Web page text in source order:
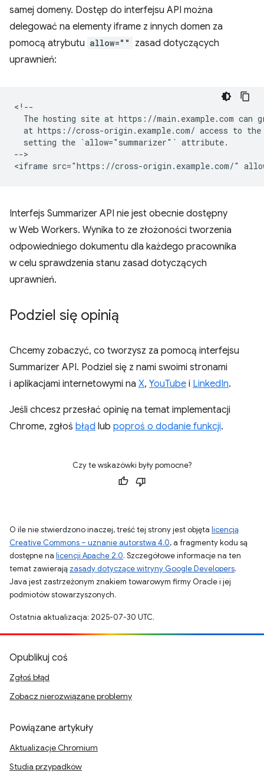
samej domeny. Dostęp do interfejsu API można
delegować na elementy iframe z innych domen za
pomocą atrybutu allow=""
zasad dotyczących
uprawnień:
<!--
The hosting site at https://main.example.com can
at https://cross-origin.example.com/ access to
  setting the `allow="summarizer"` attribute.
-->
Interfejs Summarizer API nie jest obecnie dostępny
w Web Workers. Wynika to ze złożoności tworzenia
odpowiedniego dokumentu dla każdego pracownika
w celu sprawdzenia stanu zasad dotyczących
uprawnień.
Podziel się opinią
Chcemy zobaczyć, co tworzysz za pomocą interfejsu
Summarizer API. Podziel się z nami swoimi stronami
i aplikacjami internetowymi na X, YouTube i LinkedIn.
Jeśli chcesz przesłać opinię na temat implementacji
Chrome, zgłoś błąd lub poproś o dodanie funkcji.
Czy te wskazówki były pomocne?
O ile nie stwierdzono inaczej, treść tej strony jest objęta licencją
Creative Commons – uznanie autorstwa 4.0, a fragmenty kodu są
dostępne na licencji Apache 2.0. Szczegółowe informacje na ten
temat zawierają zasady dotyczące witryny Google Developers.
Java jest zastrzeżonym znakiem towarowym firmy Oracle i jej
podmiotów stowarzyszonych.
Ostatnia aktualizacja: 2025-07-30 UTC.
Opublikuj coś
Zgłoś błąd
Zobacz nierozwiązane problemy
Powiązane artykuły
Aktualizacje Chromium
Studia przypadków